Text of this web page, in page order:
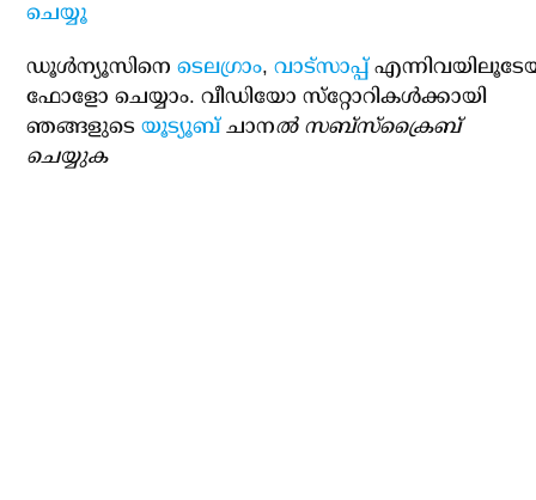
ചെയ്യൂ
ഡൂള്‍ന്യൂസിനെടെലഗ്രാം,വാട്‌സാപ്പ്
ഫോളോ ചെയ്യാം. വീഡിയോ സ്‌റ്റോറികള്‍ക്കായി
ഞങ്ങളുടെയൂട്യൂബ്ചാനല്‍ സബ്‌സ്‌ക്രൈബ്
ചെയ്യുക